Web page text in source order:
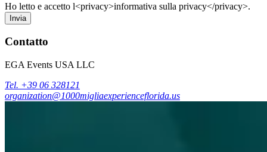
Ho letto e accetto l<privacy>informativa sulla privacy</privacy>.
Invia
Contatto
EGA Events USA LLC
Tel. +39 06 328121
organization@1000migliaexperienceflorida.us